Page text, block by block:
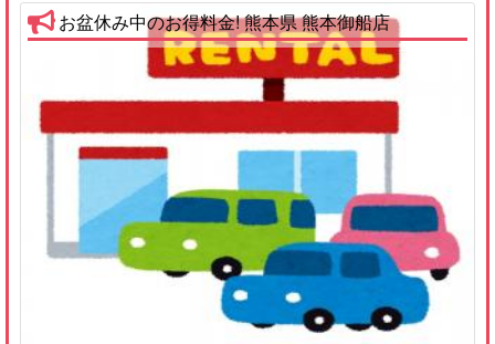
お盆休み中のお得料金! 熊本県 熊本御船店